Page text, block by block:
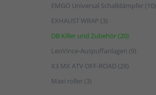
EMGO Universal Schalldämpfer (10)
EXHAUST WRAP (3)
DB Killer und Zubehör (20)
LeoVince-Auspuffanlagen (9)
X3 MX ATV OFF-ROAD (28)
Maxi roller (3)